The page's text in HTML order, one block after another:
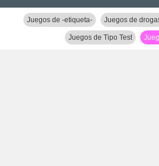
Juegos de -etiqueta- Juegos de
Juegos de Tipo Test